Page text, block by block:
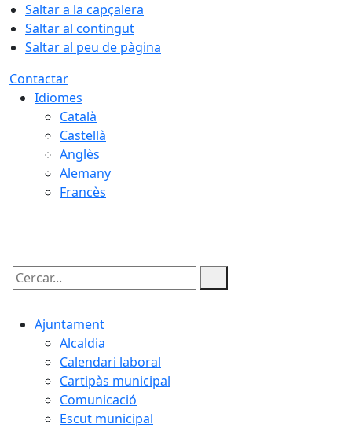
Saltar a la capçalera
Saltar al contingut
Saltar al peu de pàgina
Contactar
Idiomes
Català
Castellà
Anglès
Alemany
Francès
Cercar:
Ajuntament
Alcaldia
Calendari laboral
Cartipàs municipal
Comunicació
Escut municipal